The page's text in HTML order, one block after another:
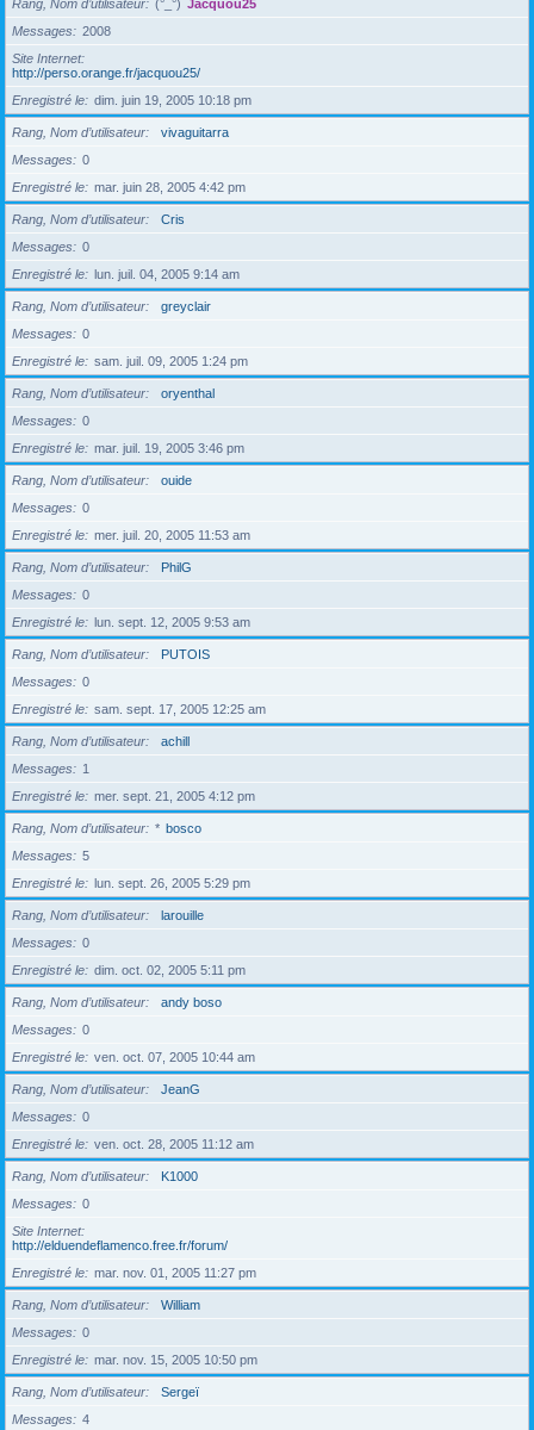
Rang, Nom d’utilisateur (°_°) Jacquou25
Messages
2008
Site Internet
http://perso.orange.fr/jacquou25/
Enregistré le
dim. juin 19, 2005 10:18 pm
Rang, Nom d’utilisateur
vivaguitarra
Messages
0
Enregistré le
mar. juin 28, 2005 4:42 pm
Rang, Nom d’utilisateur
Cris
Messages
0
Enregistré le
lun. juil. 04, 2005 9:14 am
Rang, Nom d’utilisateur
greyclair
Messages
0
Enregistré le
sam. juil. 09, 2005 1:24 pm
Rang, Nom d’utilisateur
oryenthal
Messages
0
Enregistré le
mar. juil. 19, 2005 3:46 pm
Rang, Nom d’utilisateur
ouide
Messages
0
Enregistré le
mer. juil. 20, 2005 11:53 am
Rang, Nom d’utilisateur
PhilG
Messages
0
Enregistré le
lun. sept. 12, 2005 9:53 am
Rang, Nom d’utilisateur
PUTOIS
Messages
0
Enregistré le
sam. sept. 17, 2005 12:25 am
Rang, Nom d’utilisateur
achill
Messages
1
Enregistré le
mer. sept. 21, 2005 4:12 pm
Rang, Nom d’utilisateur * bosco
Messages
5
Enregistré le
lun. sept. 26, 2005 5:29 pm
Rang, Nom d’utilisateur
larouille
Messages
0
Enregistré le
dim. oct. 02, 2005 5:11 pm
Rang, Nom d’utilisateur
andy boso
Messages
0
Enregistré le
ven. oct. 07, 2005 10:44 am
Rang, Nom d’utilisateur
JeanG
Messages
0
Enregistré le
ven. oct. 28, 2005 11:12 am
Rang, Nom d’utilisateur
K1000
Messages
0
Site Internet
http://elduendeflamenco.free.fr/forum/
Enregistré le
mar. nov. 01, 2005 11:27 pm
Rang, Nom d’utilisateur
William
Messages
0
Enregistré le
mar. nov. 15, 2005 10:50 pm
Rang, Nom d’utilisateur
Sergeï
Messages
4